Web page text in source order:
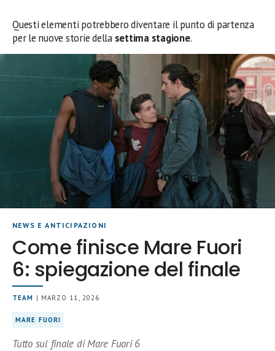
Questi elementi potrebbero diventare il punto di partenza
per le nuove storie della settima stagione.
NEWS E ANTICIPAZIONI
Come finisce Mare Fuori
6: spiegazione del finale
TEAM | MARZO 11, 2026
MARE FUORI
Tutto sul finale di Mare Fuori 6